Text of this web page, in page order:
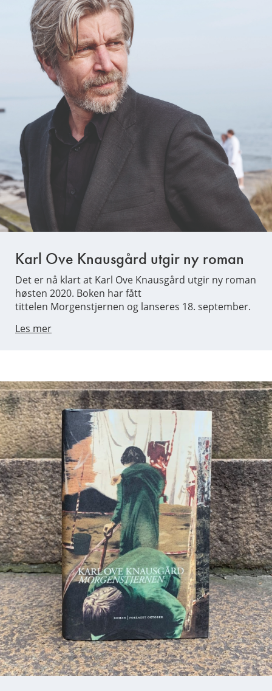
Karl Ove Knausgård utgir ny roman
Det er nå klart at Karl Ove Knausgård utgir ny roman
høsten 2020. Boken har fått
tittelen Morgenstjernen og lanseres 18. september.
Les mer